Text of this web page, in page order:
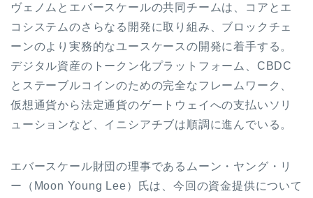
ヴェノムとエバースケールの共同チームは、コアとエ
コシステムのさらなる開発に取り組み、ブロックチェ
ーンのより実務的なユースケースの開発に着手する。
デジタル資産のトークン化プラットフォーム、CBDC
とステーブルコインのための完全なフレームワーク、
仮想通貨から法定通貨のゲートウェイへの支払いソリ
ューションなど、イニシアチブは順調に進んでいる。
エバースケール財団の理事であるムーン・ヤング・リ
ー（Moon Young Lee）氏は、今回の資金提供について